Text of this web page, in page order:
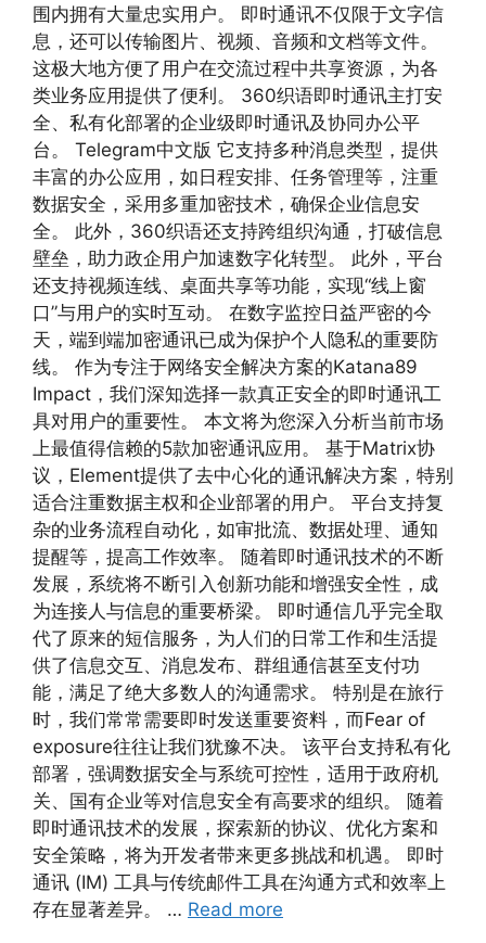
围内拥有大量忠实用户。 即时通讯不仅限于文字信
息，还可以传输图片、视频、音频和文档等文件。
这极大地方便了用户在交流过程中共享资源，为各
类业务应用提供了便利。 360织语即时通讯主打安
全、私有化部署的企业级即时通讯及协同办公平
台。 Telegram中文版 它支持多种消息类型，提供
丰富的办公应用，如日程安排、任务管理等，注重
数据安全，采用多重加密技术，确保企业信息安
全。 此外，360织语还支持跨组织沟通，打破信息
壁垒，助力政企用户加速数字化转型。 此外，平台
还支持视频连线、桌面共享等功能，实现“线上窗
口”与用户的实时互动。 在数字监控日益严密的今
天，端到端加密通讯已成为保护个人隐私的重要防
线。 作为专注于网络安全解决方案的Katana89
Impact，我们深知选择一款真正安全的即时通讯工
具对用户的重要性。 本文将为您深入分析当前市场
上最值得信赖的5款加密通讯应用。 基于Matrix协
议，Element提供了去中心化的通讯解决方案，特别
适合注重数据主权和企业部署的用户。 平台支持复
杂的业务流程自动化，如审批流、数据处理、通知
提醒等，提高工作效率。 随着即时通讯技术的不断
发展，系统将不断引入创新功能和增强安全性，成
为连接人与信息的重要桥梁。 即时通信几乎完全取
代了原来的短信服务，为人们的日常工作和生活提
供了信息交互、消息发布、群组通信甚至支付功
能，满足了绝大多数人的沟通需求。 特别是在旅行
时，我们常常需要即时发送重要资料，而Fear of
exposure往往让我们犹豫不决。 该平台支持私有化
部署，强调数据安全与系统可控性，适用于政府机
关、国有企业等对信息安全有高要求的组织。 随着
即时通讯技术的发展，探索新的协议、优化方案和
安全策略，将为开发者带来更多挑战和机遇。 即时
通讯 (IM) 工具与传统邮件工具在沟通方式和效率上
存在显著差异。 … Read more